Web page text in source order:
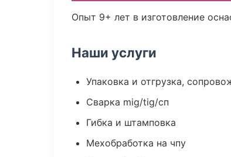
Опыт 9+ лет в изготовление
Наши услуги
Упаковка и отгрузка,
Сварка mig/tig/сп
Гибка и штамповка
Мехобработка на чпу